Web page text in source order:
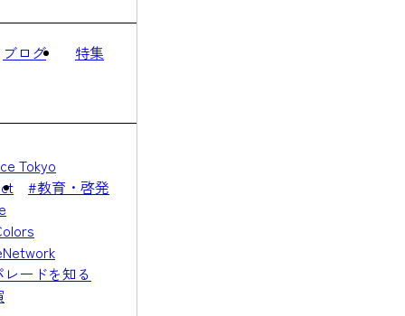
ブログ 特集
Tokyo
#教育・啓発
ードを知る